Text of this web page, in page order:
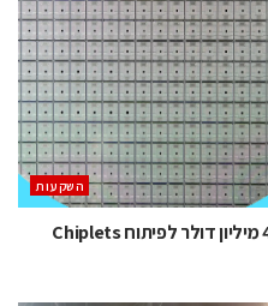
השקעות
ויולה משקיעה ב־TYLsemi: גייסה 43 מיליון דולר לפיתוח Chiplets